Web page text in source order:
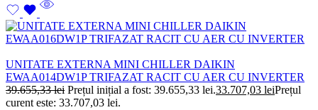
UNITATE EXTERNA MINI CHILLER DAIKIN
EWAA014DW1P TRIFAZAT RACIT CU AER CU INVERTER
39.655,33lei Prețul inițial a fost: 39.655,33 lei.33.707,03 leiPrețul
curent este: 33.707,03 lei.